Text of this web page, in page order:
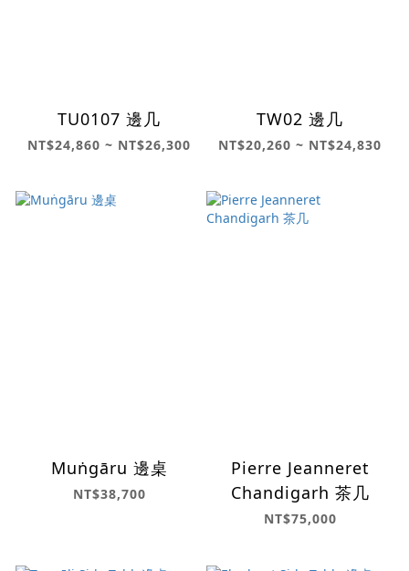
TU0107 邊几
NT$24,860 ~ NT$26,300
TW02 邊几
NT$20,260 ~ NT$24,830
Muṅgāru 邊桌
NT$38,700
Pierre Jeanneret
Chandigarh 茶几
NT$75,000